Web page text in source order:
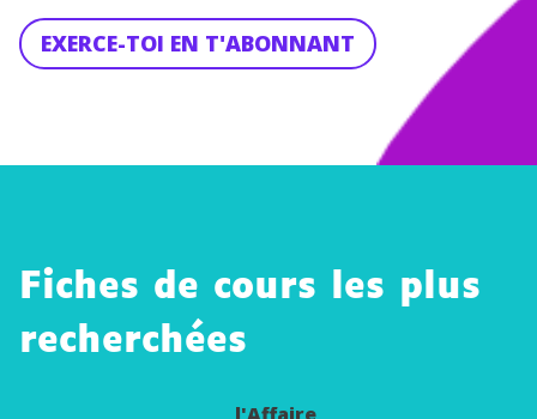
EXERCE-TOI EN T'ABONNANT
Fiches de cours les plus
recherchéesenjeux